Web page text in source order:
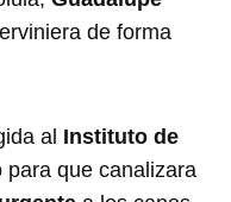
de forma
al Instituto de
para que canalizara